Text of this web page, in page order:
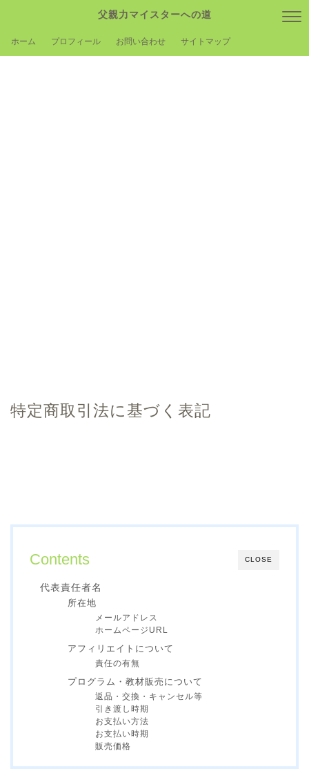
父親力マイスターへの道
ホーム プロフィール お問い合わせ サイトマップ
特定商取引法に基づく表記
CLOSE
Contents
代表責任者名
所在地
メールアドレス
ホームページURL
アフィリエイトについて
責任の有無
プログラム・教材販売について
返品・交換・キャンセル等
引き渡し時期
お支払い方法
お支払い時期
販売価格